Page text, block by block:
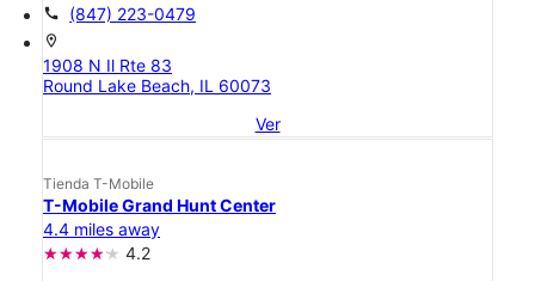
call (847) 223-0479
location_on
1908 N Il Rte 83
Round Lake Beach, IL 60073
Ver
Tienda T-Mobile
T-Mobile Grand Hunt Center
4.4 miles away
4.2